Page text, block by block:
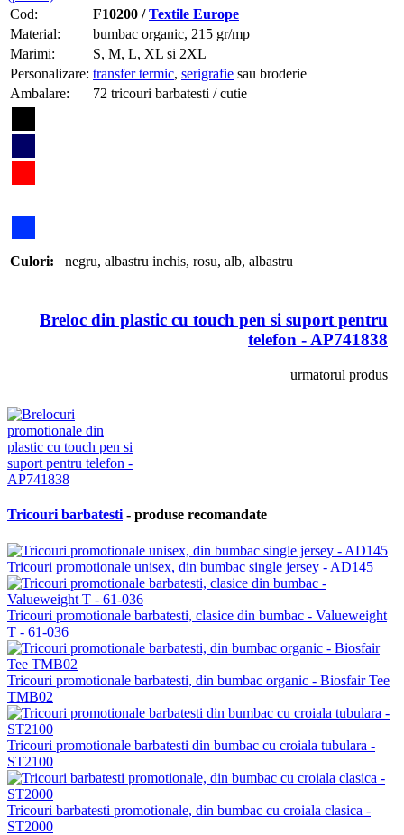
Cod: F10200 /Textile Europe
Material:
bumbac organic, 215 gr/mp
Marimi:
S, M, L, XL si 2XL
Personalizare: transfer termic, serigrafie sau broderie
Ambalare:
72 tricouri barbatesti / cutie
Culori: negru, albastru inchis, rosu, alb, albastru
Breloc din plastic cu touch pen si suport pentru
telefon - AP741838
urmatorul produs
Tricouri barbatesti - produse recomandate
Tricouri promotionale unisex, din bumbac single jersey - AD145
Tricouri promotionale barbatesti, clasice din bumbac - Valueweight
T - 61-036
Tricouri promotionale barbatesti, din bumbac organic - Biosfair Tee
TMB02
Tricouri promotionale barbatesti din bumbac cu croiala tubulara -
ST2100
Tricouri barbatesti promotionale, din bumbac cu croiala clasica -
ST2000